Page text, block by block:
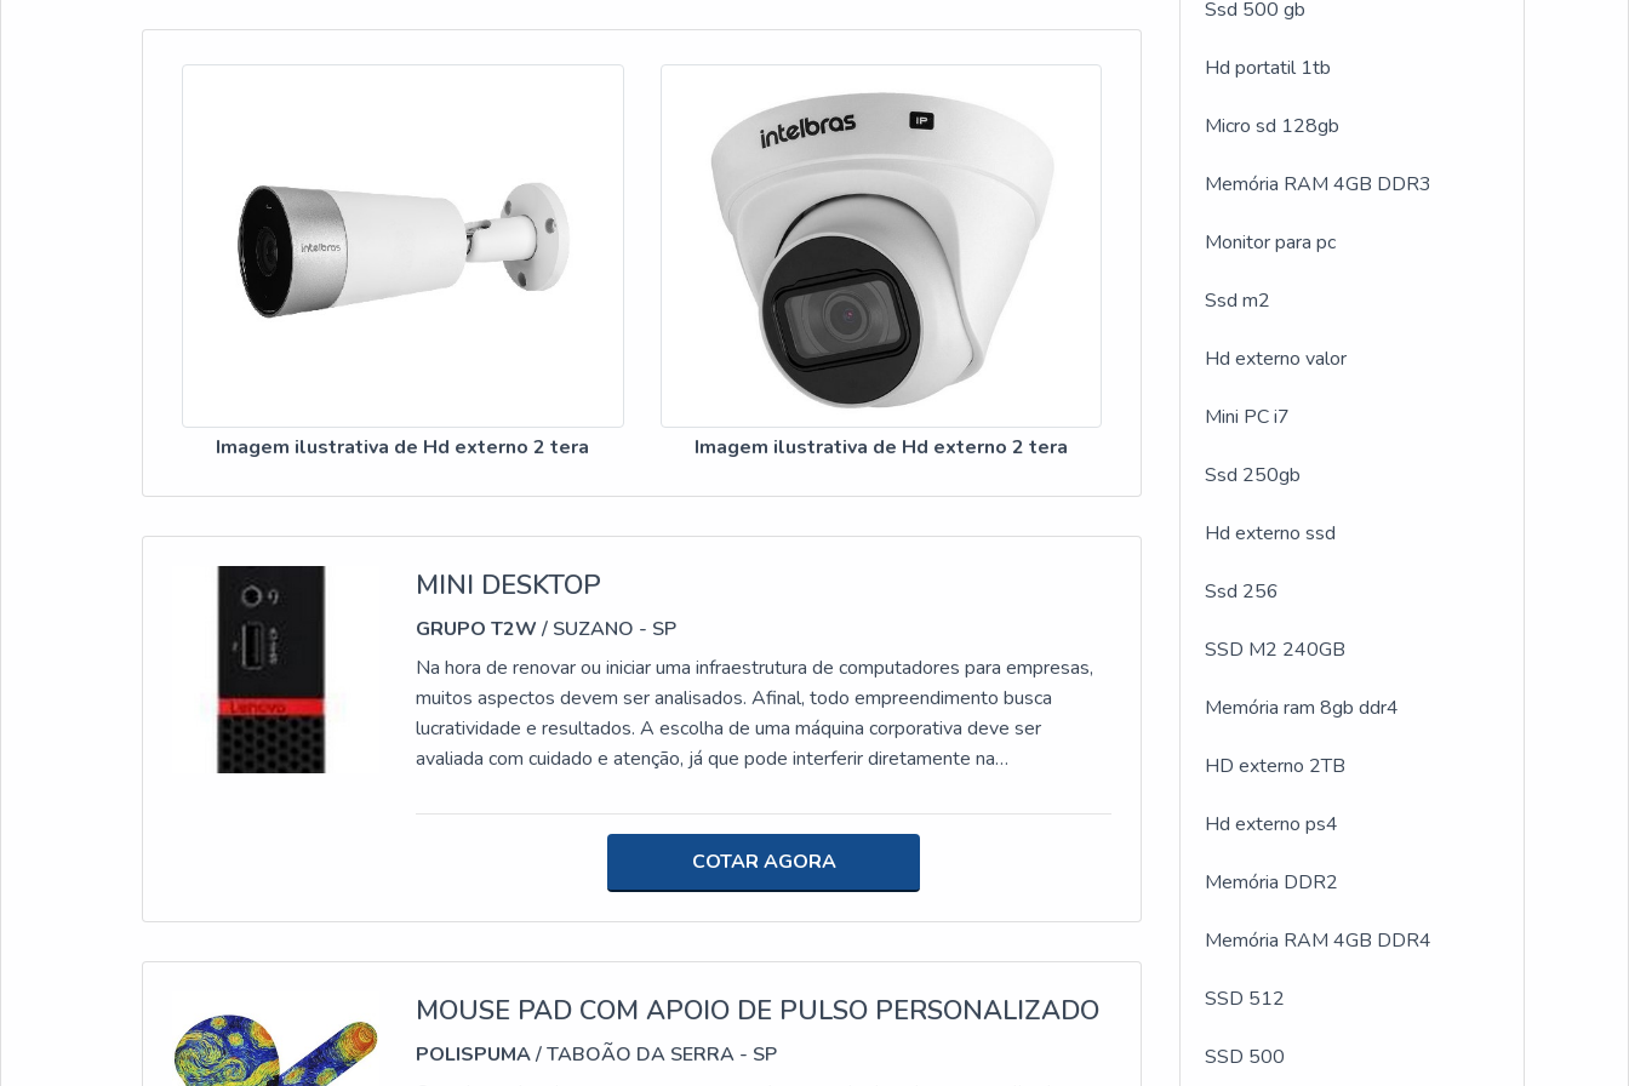
automação comercial e suprimentos. A empresa atende todo o território nacional, com
estrutura em São Paulo. Além disso, trabalha com uma rede de parceiros,
colaboradores e profissionais com uma larga escala de conhecimento para entender a
necessidade e proporcionar aos clientes a melhor escolha.Além disso, a T2W garante
uma logística própria, e um excelente estoque de equipamentos. A empresa garante
qualidade ao revender as principais marcas do mercado, como por exemplo HP, Apple,
Dell, Lenovo, etc; oferecendo, assim, uma solução confiável.qualidade em Hd externo
preço justoO Grupo T2W surgiu com o objetivo de atender os seus clientes com a
mesma atenção que gostaria de ser atendido, com imparcialidade e profissionalismo
nas decisões, respeitando as diferenças e, acima de tudo, valorizando a parceria e
sempre, superando as expectativas. Solicite já um orçamento!
Imagem ilustrativa de Hd externo 2 tera Imagem ilustrativa de Hd externo 2 tera
MINI DESKTOP
GRUPO T2W / SUZANO - SP
Na hora de renovar ou iniciar uma infraestrutura de computadores para empresas,
muitos aspectos devem ser analisados. Afinal, todo empreendimento busca
lucratividade e resultados. A escolha de uma máquina corporativa deve ser
avaliada com cuidado e atenção, já que pode interferir diretamente na
está ganhando espaço no mercado. Com a inovação tecnológica, a tendência
mundial é cada vez mais desenvolver produtos menores, sem comprometer a
diferentes em questão de construção, mas que têm todas as funções para atender
às necessidades de uso da maioria das empresas, bancos e órgãos públicos.O
otimização de espaço e miniaturização de componentes eletrônicos para oferecer
COTAR AGORA
MOUSE PAD COM APOIO DE PULSO PERSONALIZADO
POLISPUMA/ TABOÃO DA SERRA - SP
Ssd 500 gb
Hd portatil 1tb
Micro sd 128gb
Memória RAM 4GB DDR3
Monitor para pc
Ssd m2
Hd externo valor
Mini PC i7
Ssd 250gb
Hd externo ssd
Ssd 256
SSD M2 240GB
Memória ram 8gb ddr4
HD externo 2TB
Hd externo ps4
Memória DDR2
Memória RAM 4GB DDR4
SSD 512
SSD 500